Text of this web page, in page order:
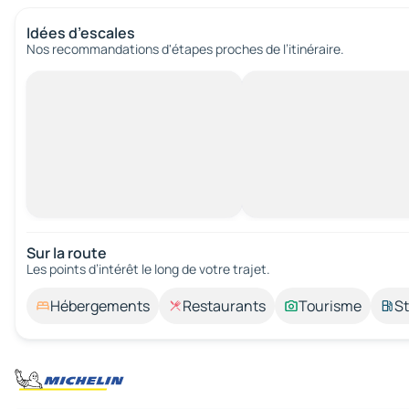
Idées d’escales
Nos recommandations d'étapes proches de l’itinéraire.
Sur la route
Les points d’intérêt le long de votre trajet.
Hébergements Restaurants Tourisme